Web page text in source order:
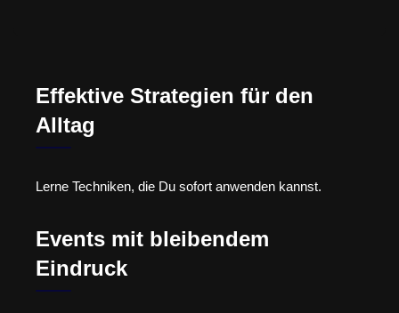
Effektive Strategien für den
Alltag
Lerne Techniken, die Du sofort anwenden kannst.
Events mit bleibendem
Eindruck